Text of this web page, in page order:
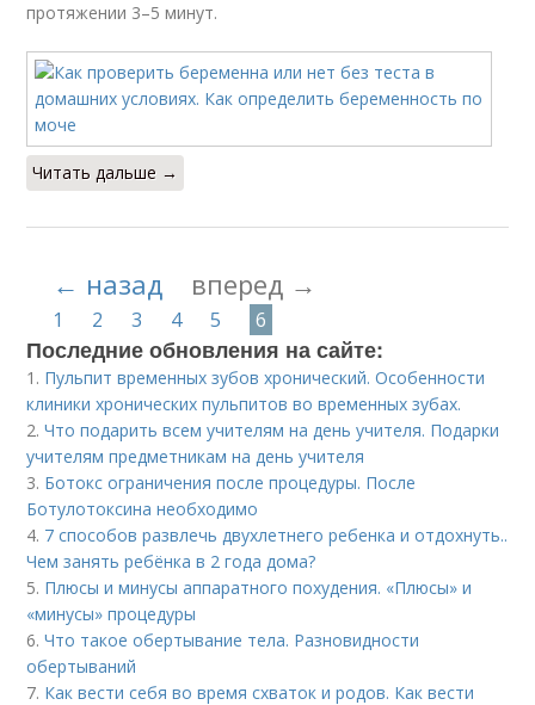
протяжении 3–5 минут.
Читать дальше →
← назад вперед →
1 2 3 4 5 6
Последние обновления на сайте:
1. Пульпит временных зубов хронический. Особенности
клиники хронических пульпитов во временных зубах.
2.Что подарить всем учителям на день учителя. Подарки
учителям предметникам на день учителя
3. Ботокс ограничения после процедуры. После
Ботулотоксина необходимо
4. 7 способов развлечь двухлетнего ребенка и отдохнуть..
Чем занять ребёнка в 2 года дома?
5. Плюсы и минусы аппаратного похудения. «Плюсы» и
«минусы» процедуры
6.Что такое обертывание тела. Разновидности
обертываний
7. Как вести себя во время схваток и родов. Как вести